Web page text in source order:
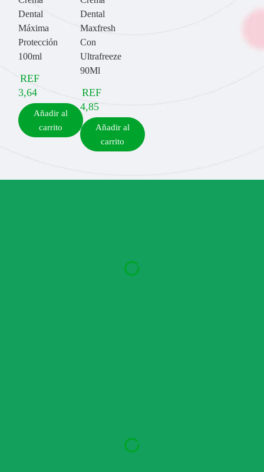
Dental
Máxima
Protección
100ml
REF
3,64
Añadir al
carrito
Dental
Maxfresh
Con
Ultrafreeze
90Ml
REF
4,85
Añadir al
carrito